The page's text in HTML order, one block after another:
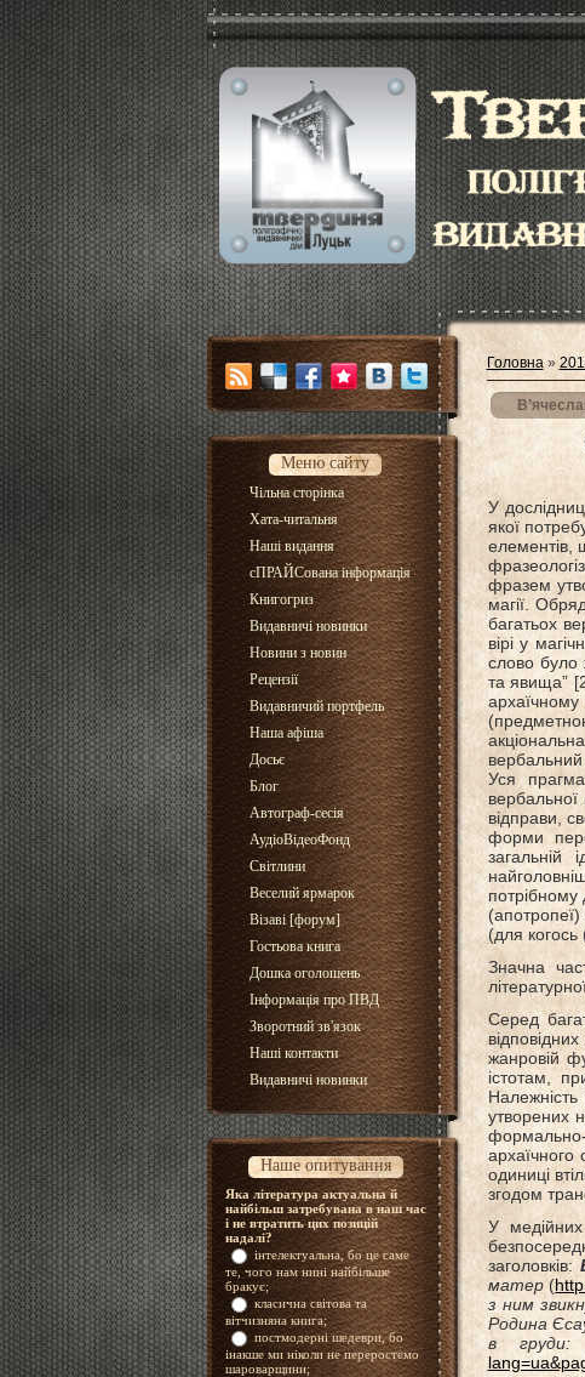
Меню сайту
Чільна сторінка
Хата-читальня
Наші видання
сПРАЙСована інформація
Книгогриз
Видавничі новинки
Новини з новин
Рецензії
Видавничий портфель
Наша афіша
Досьє
Блог
Автограф-сесія
АудіоВідеоФонд
Світлини
Веселий ярмарок
Візаві [форум]
Гостьова книга
Дошка оголошень
Інформація про ПВД
Зворотний зв'язок
Наші контакти
Видавничі новинки
Наше опитування
Яка література актуальна й
найбільш затребувана в наш час
і не втратить цих позицій
надалі?
інтелектуальна, бо це саме
те, чого нам нині найбільше
бракує;
класична світова та
вітчизняна книга;
постмодерні шедеври, бо
інакше ми ніколи не переростемо
шароварщини;
Головна»
У
якої
елементів,
фразем
магії.
багатьох
вірі у
слово було
та явища”
Уся
вербальної
відправи,
форми
потрібному
(для когось
Значна
Серед
жанровій
істотам,
утворених
архаїчного
одиниці
згодом
У
заголовків:
матер(
з ним
Родинa
в